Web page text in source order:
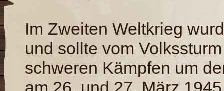
Im Zweiten Weltkrieg
und sollte vom
schweren Kämpfen um
am 26. und 27. März